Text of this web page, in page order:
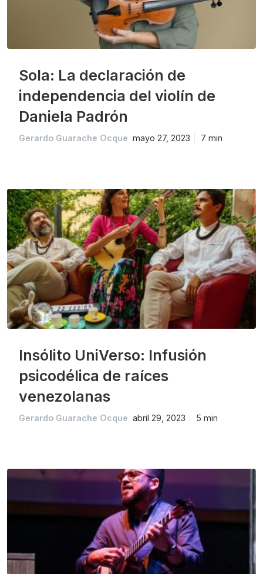
Sola: La declaración de
independencia del violín de
Daniela Padrón
Gerardo Guarache Ocque mayo 27, 2023 7 min
Insólito UniVerso: Infusión
psicodélica de raíces
venezolanas
Gerardo Guarache Ocque abril 29, 2023 5 min